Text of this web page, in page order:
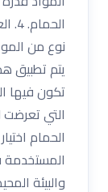
نوع من
يتم تطبيق
تكون فيها
التي تعرضت
الحمام
والبيئة